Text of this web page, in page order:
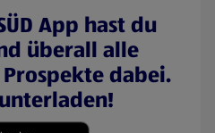
App hast du
überall alle
dabei.